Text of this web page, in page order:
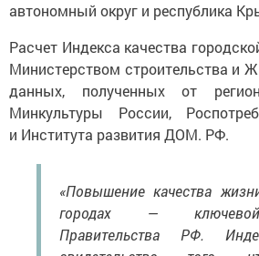
автономный округ и республика
Расчет Индекса качества
Министерством строительства и
данных, полученных от
Минкультуры России,
и Института развития ДОМ. РФ.
«Повышение качества
городах —
Правительства РФ.